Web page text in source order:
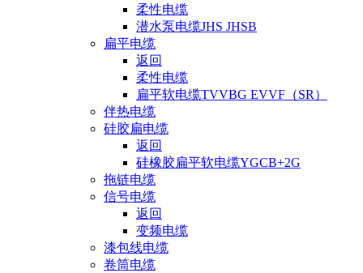
柔性电缆
潜水泵电缆JHS JHSB
扁平电缆
返回
柔性电缆
扁平软电缆TVVBG EVVF（SR）
伴热电缆
硅胶扁电缆
返回
硅橡胶扁平软电缆YGCB+2G
拖链电缆
信号电缆
返回
变频电缆
漆包线电缆
卷筒电缆